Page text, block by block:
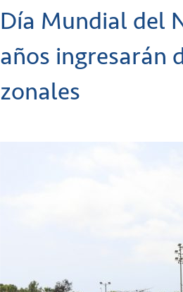
Día Mundial del
años ingresarán
zonales